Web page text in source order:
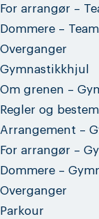
For arrangør –
Dommere –
Overganger
Gymnastikkhjul
Om grenen –
Regler og
Arrangement –
For arrangør –
Dommere –
Overganger
Parkour